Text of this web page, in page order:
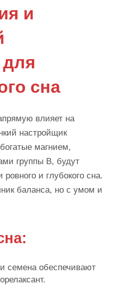
и
для
сна
влияет на
настройщик
магнием,
группы B, будут
и глубокого сна.
баланса, но с умом и
семена обеспечивают